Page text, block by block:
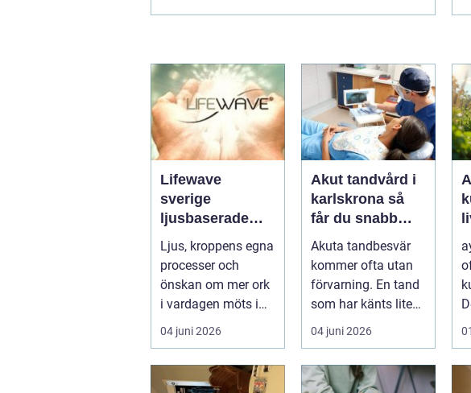
Lifewave
sverige
ljusbaserade
hälsoprodukter i
fokus
Ljus, kroppens egna
processer och
önskan om mer ork
i vardagen möts i
ett växande intresse
för fotot...
04 juni 2026
Akut tandvård i
karlskrona så
får du snabb
hjälp när tanden
krisar
Akuta tandbesvär
kommer ofta utan
förvarning. En tand
som har känts lite
öm kan plötsligt
göra så on...
04 juni 2026